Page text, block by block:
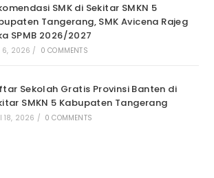
SMK di Sekitar SMKN 5
Tangerang, SMK Avicena Rajeg
SPMB 2026/2027
6, 2026 / 0 COMMENTS
Sekolah Gratis Provinsi Banten di
SMKN 5 Kabupaten Tangerang
18, 2026 / 0 COMMENTS